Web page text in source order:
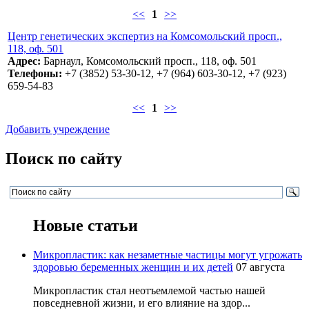
<<
1 >>
Центр генетических экспертиз на Комсомольский просп.,
118, оф. 501
Адрес: Барнаул, Комсомольский просп., 118, оф. 501
Телефоны: +7 (3852) 53-30-12, +7 (964) 603-30-12, +7 (923)
659-54-83
<<
1 >>
Добавить учреждение
Поиск по сайту
Новые статьи
Микропластик: как незаметные частицы могут угрожать
здоровью беременных женщин и их детей 07 августа
Микропластик стал неотъемлемой частью нашей
повседневной жизни, и его влияние на здор...